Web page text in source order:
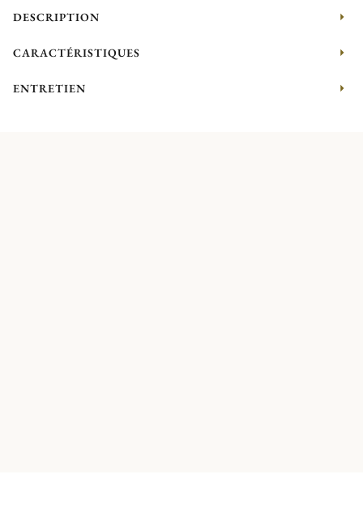
DESCRIPTION
CARACTÉRISTIQUES
ENTRETIEN